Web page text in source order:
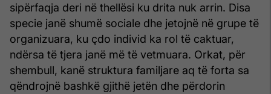
sipërfaqja deri në thellësi ku drita nuk arrin. Disa
specie janë shumë sociale dhe jetojnë në grupe të
organizuara, ku çdo individ ka rol të caktuar,
ndërsa të tjera janë më të vetmuara. Orkat, për
shembull, kanë struktura familjare aq të forta sa
qëndrojnë bashkë gjithë jetën dhe përdorin